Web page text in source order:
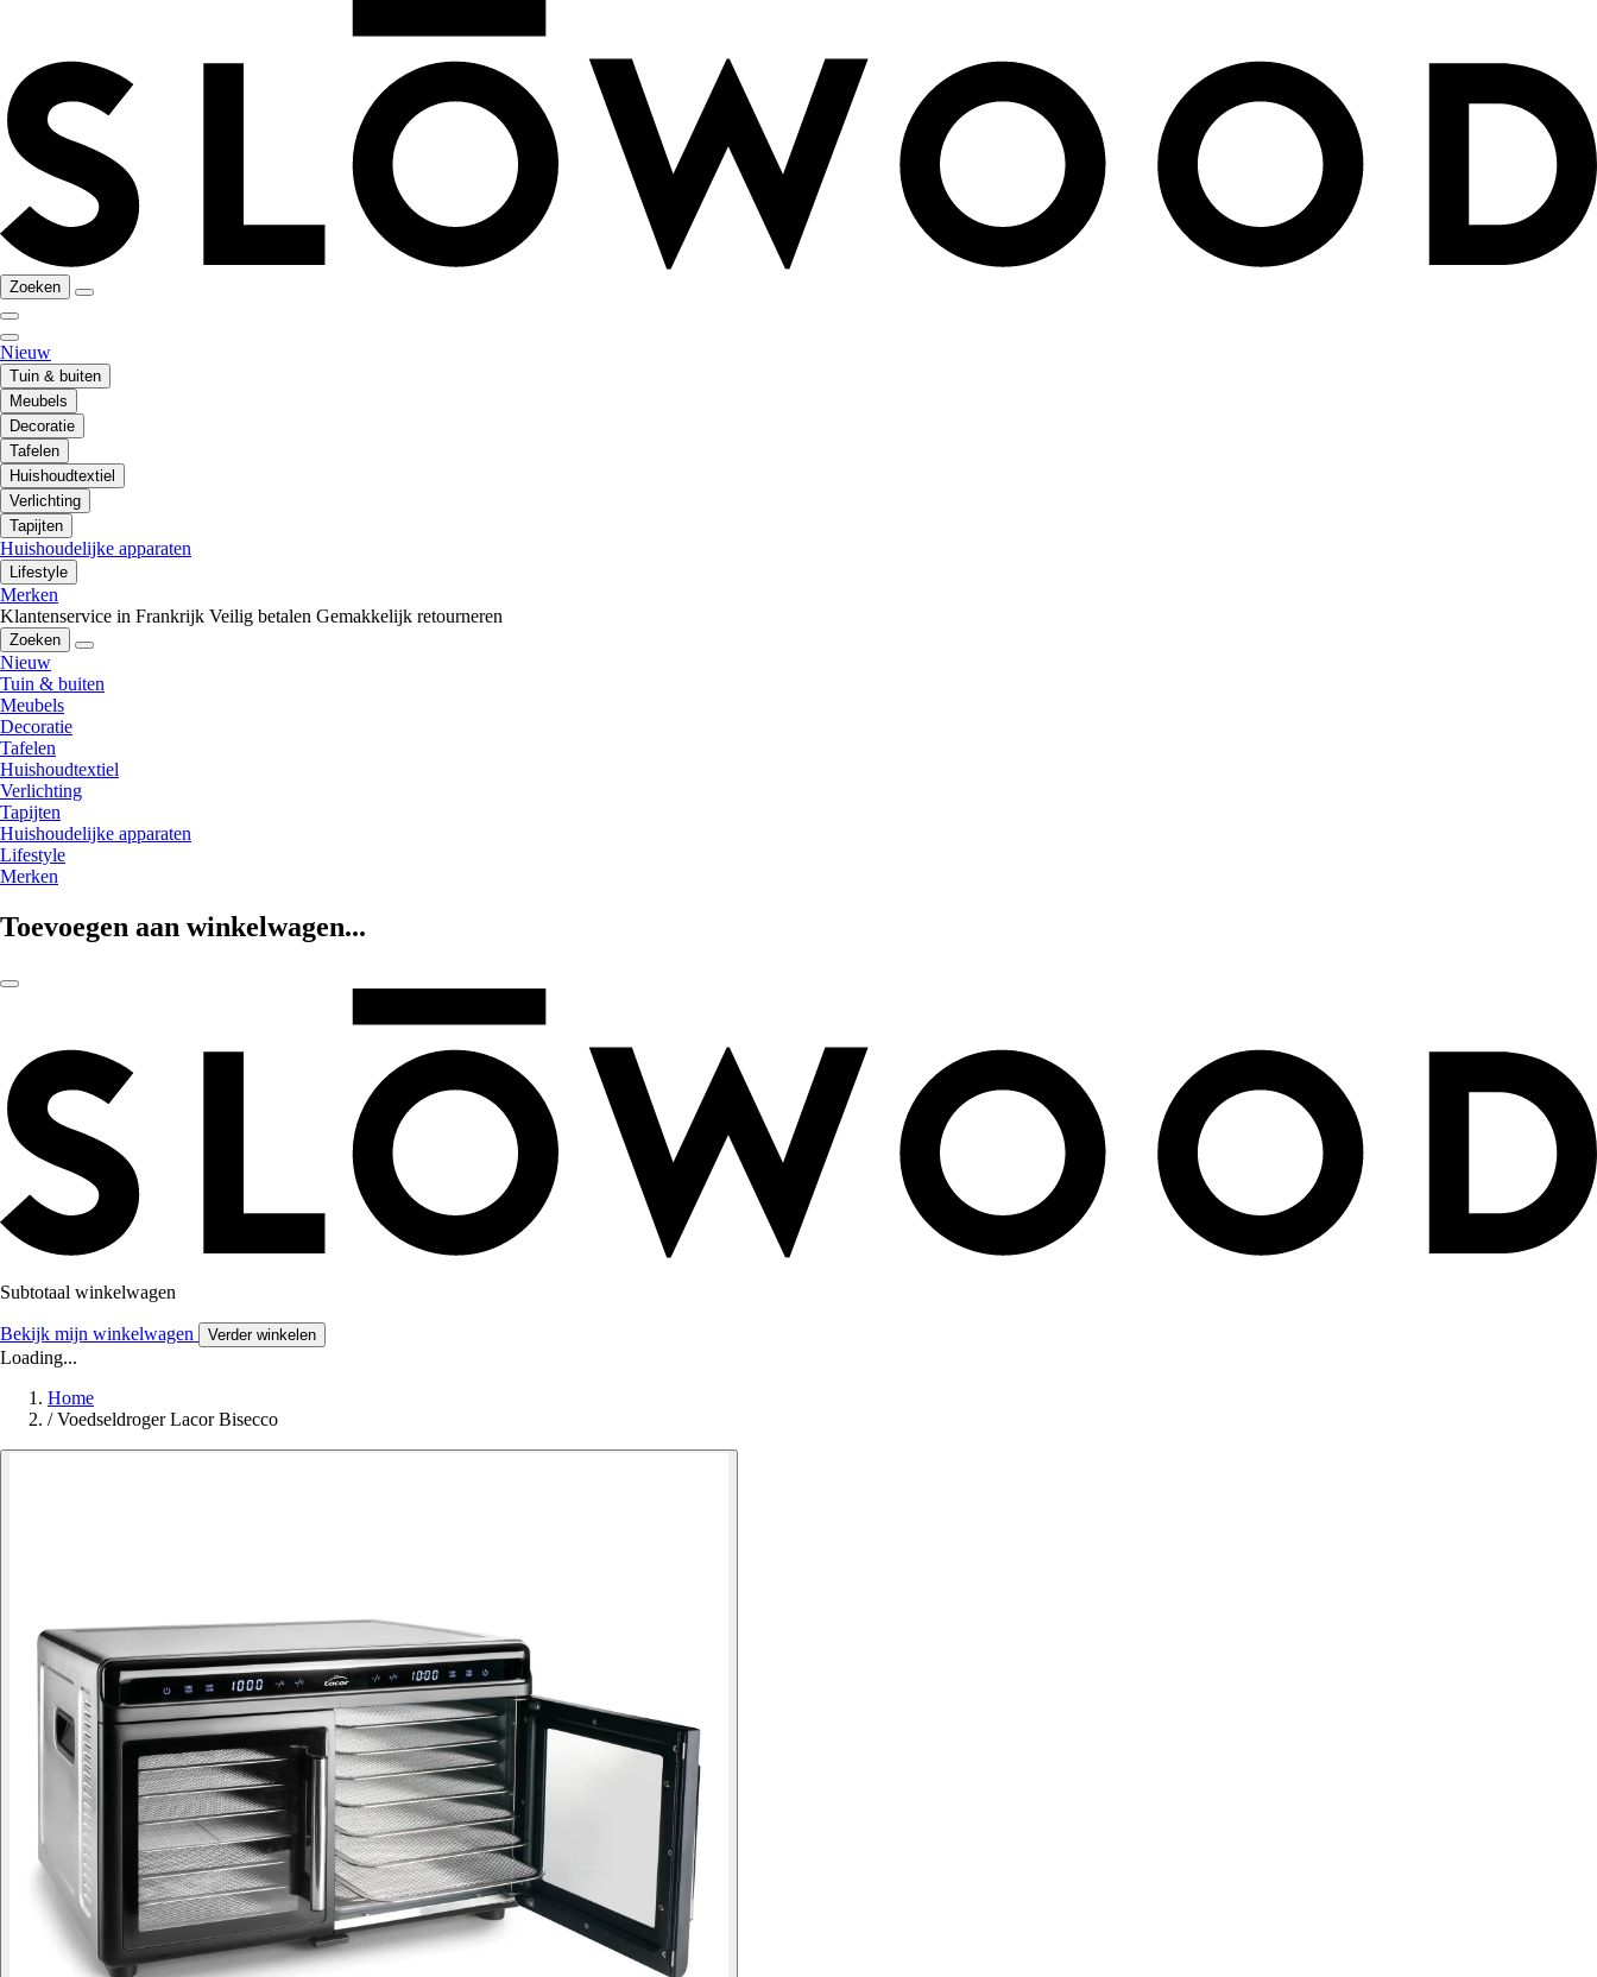
Zoeken
Nieuw
Tuin & buiten
Meubels
Decoratie
Tafelen
Huishoudtextiel
Verlichting
Tapijten
Huishoudelijke apparaten
Lifestyle
Merken
Klantenservice in Frankrijk Veilig betalen Gemakkelijk retourneren
Zoeken
Nieuw
Tuin & buiten
Meubels
Decoratie
Tafelen
Huishoudtextiel
Verlichting
Tapijten
Huishoudelijke apparaten
Lifestyle
Merken
Toevoegen aan winkelwagen...
Subtotaal winkelwagen
Bekijk mijn winkelwagen Verder winkelen
Loading...
Home
/ Voedseldroger Lacor Bisecco